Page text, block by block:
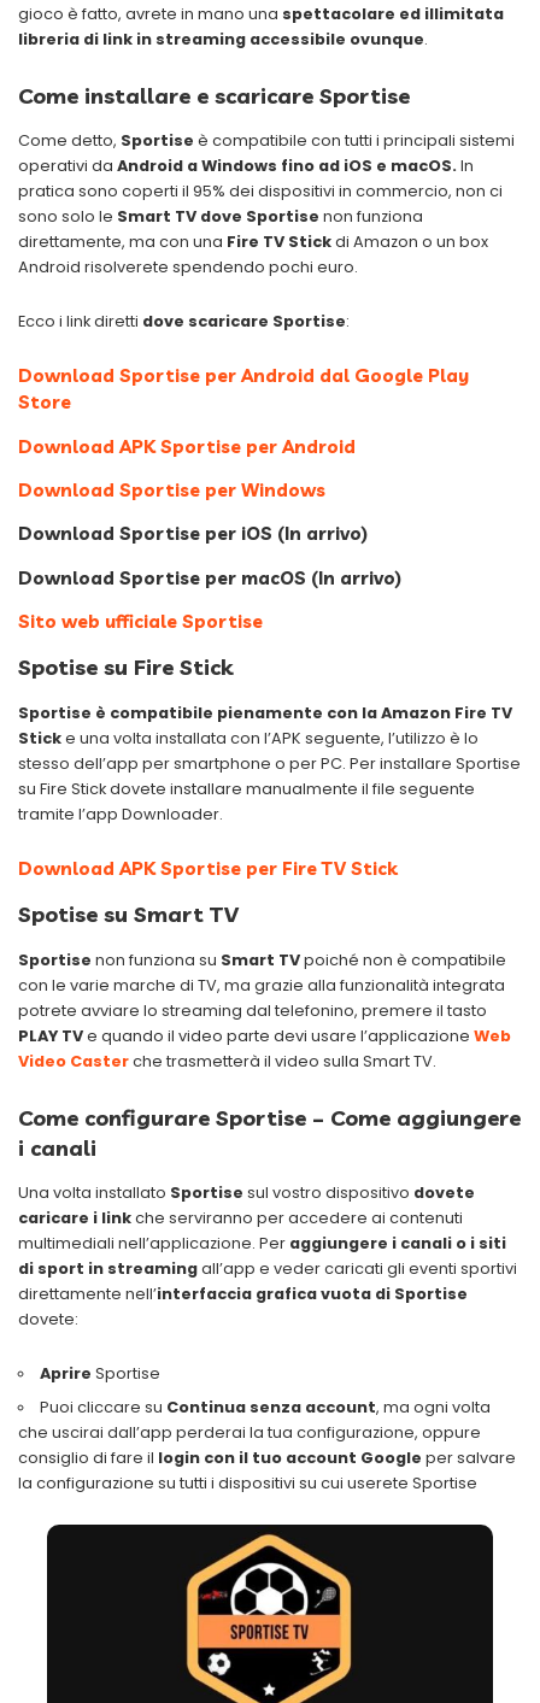
gioco è fatto, avrete in mano una spettacolare ed illimitata
libreria di link in streaming accessibile ovunque.
Come installare e scaricare Sportise
Come detto, Sportise è compatibile con tutti i principali sistemi
operativi da Android a Windows fino ad iOS e macOS. In
pratica sono coperti il 95% dei dispositivi in commercio, non ci
sono solo le Smart TV dove Sportise non funziona
direttamente, ma con una Fire TV Stickdi Amazon o un box
Android risolverete spendendo pochi euro.
Ecco i link diretti dove scaricare Sportise:
Download Sportise per Android dal Google Play
Store
Download APK Sportise per Android
Download Sportise per Windows
Download Sportise per iOS (In arrivo)
Download Sportise per macOS (In arrivo)
Sito web ufficiale Sportise
Spotise su Fire Stick
Sportise è compatibile pienamente con la Amazon Fire TV
Sticke una volta installata con l’APK seguente, l’utilizzo è lo
stesso dell’app per smartphone o per PC. Per installare Sportise
su Fire Stick dovete installare manualmente il file seguente
tramite l’app Downloader.
Download APK Sportise per Fire TV Stick
Spotise su Smart TV
Sportise non funziona su Smart TVpoiché non è compatibile
con le varie marche di TV, ma grazie alla funzionalità integrata
potrete avviare lo streaming dal telefonino, premere il tasto
PLAY TVe quando il video parte devi usare l’applicazione Web
Video Casterche trasmetterà il video sulla Smart TV.
Come configurare Sportise – Come aggiungere
i canali
Una volta installato Sportise sul vostro dispositivo dovete
caricare i linkche serviranno per accedere ai contenuti
multimediali nell’applicazione. Per aggiungere i canali o i siti
di sport in streamingall’app e veder caricati gli eventi sportivi
direttamente nell’interfaccia grafica vuota di Sportise
dovete:
Aprire Sportise
Puoi cliccare su Continua senza account, ma ogni volta
che uscirai dall’app perderai la tua configurazione, oppure
consiglio di fare il login con il tuo account Google per salvare
la configurazione su tutti i dispositivi su cui userete Sportise